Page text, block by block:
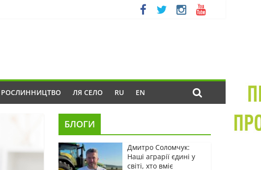
РОСЛИННИЦТВО ЛЯ СЕЛО RU EN
БЛОГИ
Дмитро Соломчук:
Наші аграрії єдині у
світі, хто вміє